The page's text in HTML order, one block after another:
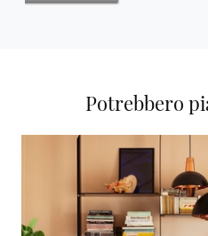
Potrebbero